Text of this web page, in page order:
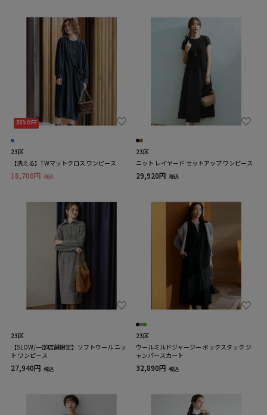
50%OFF
23区
【洗える】TWマットクロス ワンピース
18,700円 税込
23区
ニット レイヤード セットアップ ワンピース
29,920円 税込
23区
【SLOW/一部店舗限定】ソフトウール ニッ
ト ワンピース
27,940円 税込
23区
ウールミルドジャージー ボックスタック ジ
ャンパースカート
32,890円 税込